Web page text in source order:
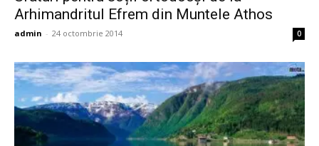
Arhimandritul Efrem din Muntele Athos
admin - 24 octombrie 2014 0